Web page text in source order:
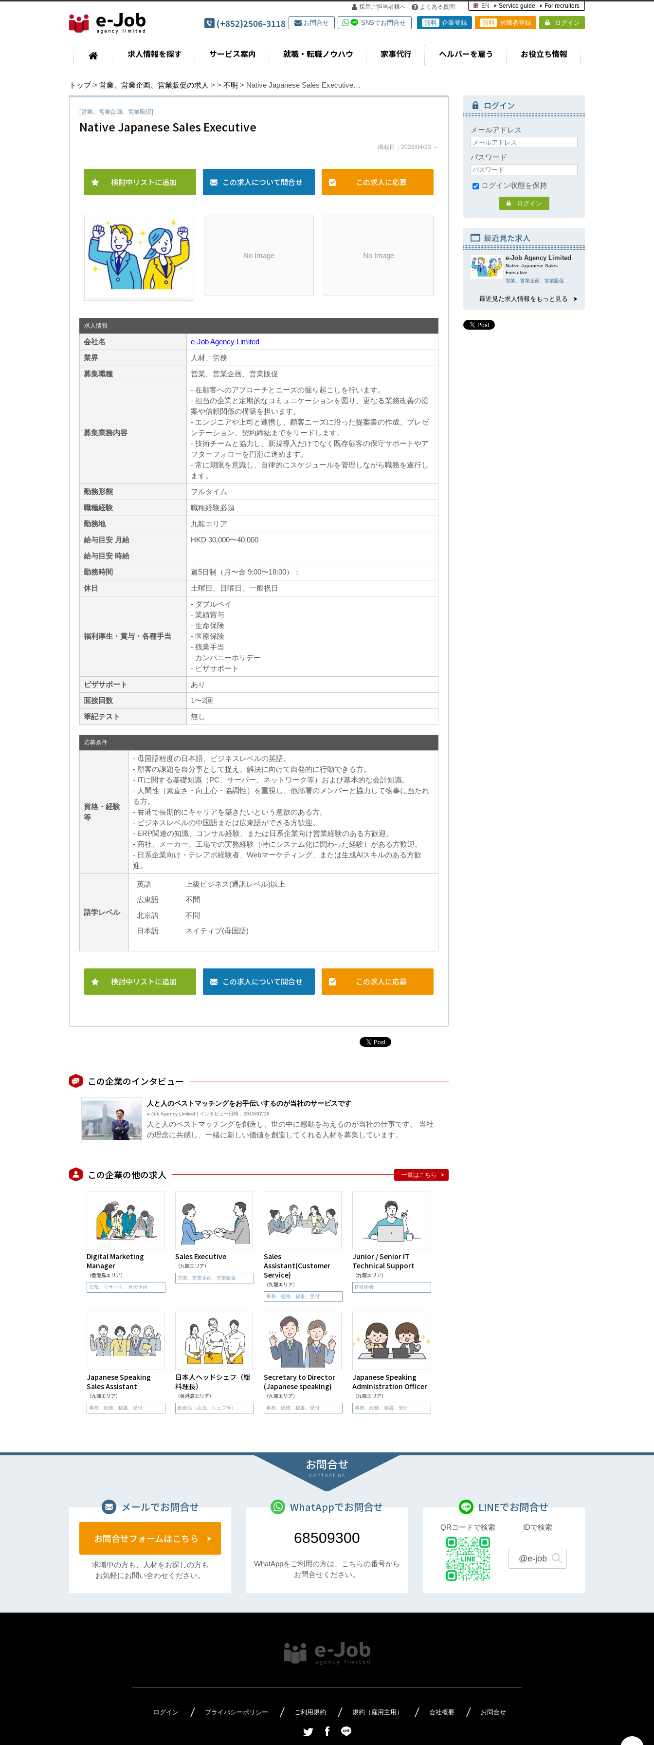
採用ご担当者様へ よくある質問
(+852)2506-3118 お問合せ SNSでお問合せ 無料 企業登録 無料 求職者登録 ログイン
EN Service guide For recruiters
求人情報を探す サービス案内 就職・転職ノウハウ 家事代行 ヘルパーを雇う お役立ち情報
トップ> 営業、営業企画、営業販促の求人 > > 不明 > Native Japanese Sales Executive…
[営業、営業企画、営業販促]
Native Japanese Sales Executive
掲載日：2026/04/23 ～
検討中リストに追加 この求人について問合せ この求人に応募
No Image No Image
求人情報
会社名
e-Job Agency Limited
業界
人材、労務
募集職種
営業、営業企画、営業販促
募集業務内容
- 在顧客へのアプローチとニーズの掘り起こしを行います。
- 担当の企業と定期的なコミュニケーションを図り、更なる業務改善の提
案や信頼関係の構築を担います。
- エンジニアや上司と連携し、顧客ニーズに沿った提案書の作成、プレゼ
ンテーション、契約締結までをリードします。
- 技術チームと協力し、新規導入だけでなく既存顧客の保守サポートやア
フターフォローを円滑に進めます。
- 常に期限を意識し、自律的にスケジュールを管理しながら職務を遂行し
ます。
勤務形態
フルタイム
職種経験
職種経験必須
勤務地
九龍エリア
給与目安 月給
HKD 30,000〜40,000
給与目安 時給
勤務時間
週5日制（月〜金 9:00〜18:00）：
休日
土曜日、日曜日、一般祝日
福利厚生・賞与・各種手当
- ダブルペイ
- 業績賞与
- 生命保険
- 医療保険
- 残業手当
- カンパニーホリデー
- ビザサポート
ビザサポート
あり
面接回数
1〜2回
筆記テスト
無し
応募条件
資格・経験
等
- 母国語程度の日本語、ビジネスレベルの英語。
- 顧客の課題を自分事として捉え、解決に向けて自発的に行動できる方。
- ITに関する基礎知識（PC、サーバー、ネットワーク等）および基本的な会計知識。
- 人間性（素直さ・向上心・協調性）を重視し、他部署のメンバーと協力して物事に当たれ
る方。
- 香港で長期的にキャリアを築きたいという意欲のある方。
- ビジネスレベルの中国語または広東語ができる方歓迎。
- ERP関連の知識、コンサル経験、または日系企業向け営業経験のある方歓迎。
- 商社、メーカー、工場での実務経験（特にシステム化に関わった経験）がある方歓迎。
- 日系企業向け・テレアポ経験者、Webマーケティング、または生成AIスキルのある方歓
迎。
語学レベル
英語
上級ビジネス(通訳レベル)以上
広東語
不問
北京語
不問
日本語
ネイティブ(母国語)
検討中リストに追加 この求人について問合せ この求人に応募
この企業のインタビュー
人と人のベストマッチングをお手伝いするのが当社のサービスです
e-Job Agency Limited | インタビュー日時：2019/07/16
人と人のベストマッチングを創造し、世の中に感動を与えるのが当社の仕事です。 当社
の理念に共感し、一緒に新しい価値を創造してくれる人材を募集しています。
この企業の他の求人 一覧はこちら
Digital Marketing
Manager
（香港島エリア）
広報、リサーチ、宣伝企画
Sales Executive
（九龍エリア）
営業、営業企画、営業販促
Sales
Assistant(Customer
Service)
（九龍エリア）
事務、総務、秘書、受付
Junior / Senior IT
Technical Support
（九龍エリア）
IT技術者
Japanese Speaking
Sales Assistant
（九龍エリア）
事務、総務、秘書、受付
日本人ヘッドシェフ（総
料理長）
（香港島エリア）
飲食店（店員、シェフ等）
Secretary to Director
(Japanese speaking)
（九龍エリア）
事務、総務、秘書、受付
Japanese Speaking
Administration Officer
（九龍エリア）
事務、総務、秘書、受付
ログイン
メールアドレス
パスワード
ログイン状態を保持
最近見た求人
e-Job Agency Limited
Native Japanese Sales
Executive
営業、営業企画、営業販促
最近見た求人情報をもっと見る
お問合せ
contact us
メールでお問合せ
お問合せフォームはこちら
求職中の方も、人材をお探しの方も
お気軽にお問い合わせください。
WhatAppでお問合せ
68509300
WhatAppをご利用の方は、こちらの番号から
お問合せください。
LINEでお問合せ
QRコードで検索 IDで検索
@e-job
ログイン プライバシーポリシー ご利用規約 規約（雇用主用） 会社概要 お問合せ